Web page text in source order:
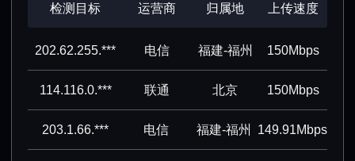
检测目标 运营商 归属地 上传速度
202.62.255.*** 电信 福建-福州 150Mbps
114.116.0.*** 联通 北京 150Mbps
203.1.66.*** 电信 福建-福州 149.91Mbps